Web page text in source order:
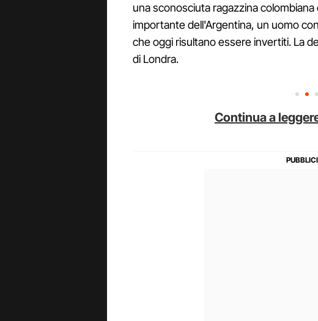
una sconosciuta ragazzina colombiana
importante dell'Argentina, un uomo
che oggi risultano essere invertiti. La
di Londra.
Continua a